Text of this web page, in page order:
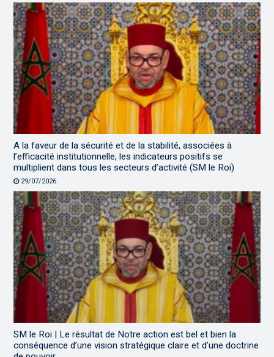
A la faveur de la sécurité et de la stabilité, associées à
l’efficacité institutionnelle, les indicateurs positifs se
multiplient dans tous les secteurs d’activité (SM le Roi)
29/07/2026
SM le Roi | Le résultat de Notre action est bel et bien la
conséquence d’une vision stratégique claire et d’une doctrine